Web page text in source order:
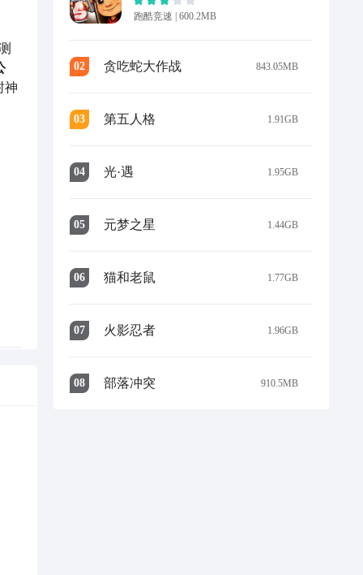
神
跑酷竞速 | 600.2MB
02 贪吃蛇大作战 843.05MB
03 第五人格 1.91GB
04 光·遇 1.95GB
05 元梦之星 1.44GB
06 猫和老鼠 1.77GB
07 火影忍者 1.96GB
08 部落冲突 910.5MB